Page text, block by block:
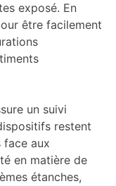
exposé. En
être facilement
un suivi
restent
aux
en matière de
étanches,